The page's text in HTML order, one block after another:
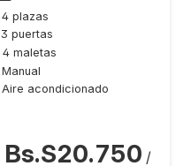
4 plazas
3 puertas
4 maletas
Manual
Aire acondicionado
Bs.S20.750 /